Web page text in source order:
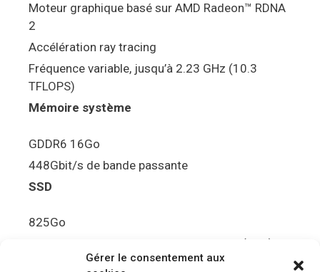
Gérer le consentement aux
Moteur graphique basé sur AMD Radeon™ RDNA
2
Accélération ray tracing
Fréquence variable, jusqu’à 2.23 GHz (10.3
TFLOPS)
Mémoire système
GDDR6 16Go
448Gbit/s de bande passante
SSD
825Go
5.5Gbit/s de bande passante en lecture (Brut)
Disque de jeu PS5